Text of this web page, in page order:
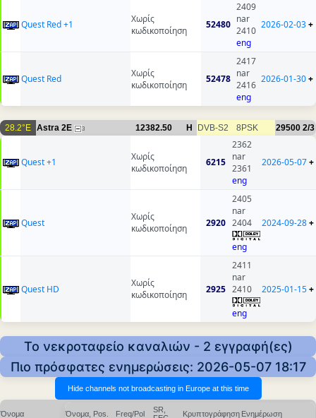
Quest Red +1
Χωρίς
κωδικοποίηση
52480
2409
nar
2410
eng
2026-02-03+
Quest Red
Χωρίς
κωδικοποίηση
52478
2417
nar
2416
eng
2026-01-30+
28.2°E Astra 2E 3 12382.50 H DVB-S2 8PSK 29500 2/3
Quest +1
Χωρίς
κωδικοποίηση
6215
2362
nar
2361
eng
2026-05-07+
Quest
Χωρίς
κωδικοποίηση
2920
2405
nar
2404
eng
2024-09-28+
Quest HD
Χωρίς
κωδικοποίηση
2925
2411
nar
2410
eng
2025-01-15+
Το νεκροταφείο καναλιών - 2 εγγραφή(ες)
Πιο πρόσφατες ενημερώσεις: 2026-05-07 18:17
Όνομα Όνομα, Pos. Freq/Pol
SR,
Κρυπτογράφηση Ενημέρωση